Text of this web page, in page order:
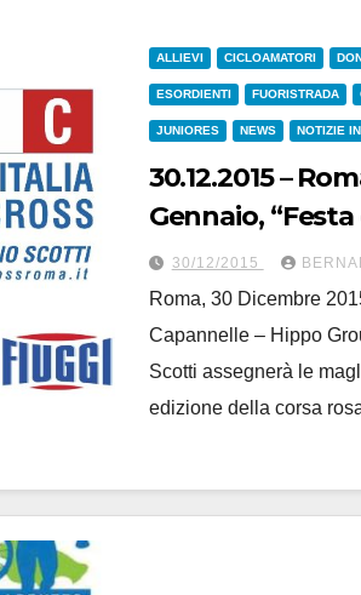
ALLIEVI CICLOAMATORI
ESORDIENTI FUORISTRADA
JUNIORES NEWS NOTIZIE
30.12.2015 –
Gennaio,
Gran Finale del
Ciclocross
30/12/2015
Roma, 30 Dicembre
Capannelle – Hippo
Scotti assegnerà le
edizione della corsa